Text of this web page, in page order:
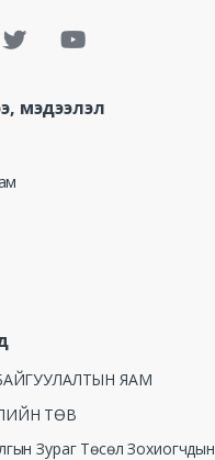
мэдээлэл
ЯАМ
ТӨВ
Зураг Төсөл